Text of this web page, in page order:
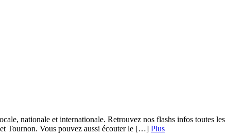
nationale et internationale. Retrouvez nos flashs infos toutes
Tournon. Vous pouvez aussi écouter le […] Plus